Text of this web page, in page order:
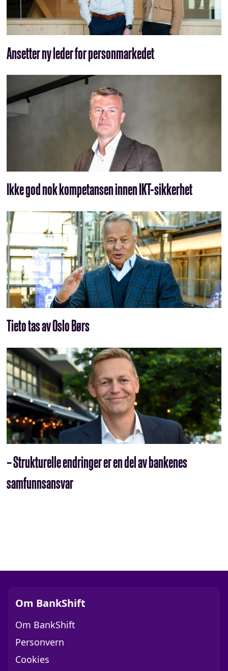
Ansetter ny leder for personmarkedet
Ikke god nok kompetansen innen IKT-sikkerhet
Tieto tas av Oslo Børs
– Strukturelle endringer er en del av bankenes
samfunnsansvar
Om BankShift
Om BankShift
Personvern
Cookies